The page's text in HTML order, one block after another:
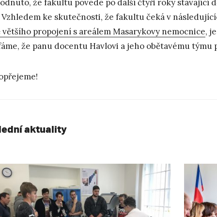
že fakultu povede po další čtyři roky stávající
Vzhledem ke skutečnosti, že fakultu čeká v
většího propojení s areálem Masarykovy nemocnice,
že panu docentu Havlovi a jeho obětavému
aktuality